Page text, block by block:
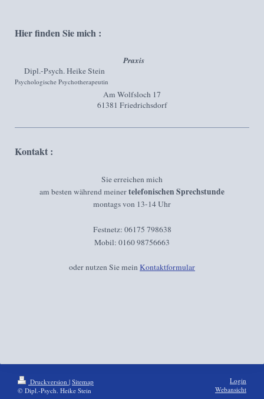
Hier finden Sie mich :
Praxis
Dipl.-Psych. Heike Stein
Psychologische Psychotherapeutin
Am Wolfsloch 17
61381 Friedrichsdorf
Kontakt :
Sie erreichen mich
am besten während meinertelefonischen Sprechstunde
montags von 13-14 Uhr
Festnetz: 06175 798638
Mobil: 0160 98756663
oder nutzen Sie mein Kontaktformular
Druckversion | Sitemap
© Dipl.-Psych. Heike Stein
Login
Webansicht